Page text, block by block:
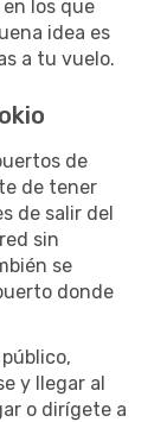
los que
idea es
a tu vuelo.
de
de tener
de salir del
sin
se
donde
y llegar al
o dirígete a